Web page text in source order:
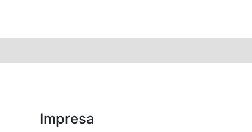
Impresa